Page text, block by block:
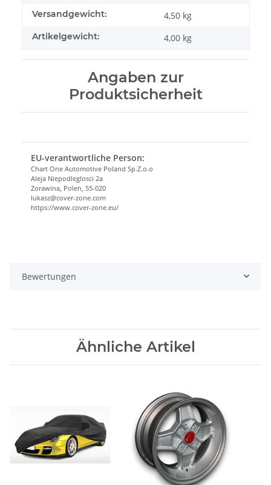
Versandgewicht: 4,50 kg
Artikelgewicht: 4,00 kg
Angaben zur
Produktsicherheit
EU-verantwortliche Person:
Chart One Automotive Poland Sp.Z.o.o
Aleja Niepodleglosci 2a
Zorawina, Polen, 55-020
lukasz@cover-zone.com
https://www.cover-zone.eu/
Bewertungen
Ähnliche Artikel